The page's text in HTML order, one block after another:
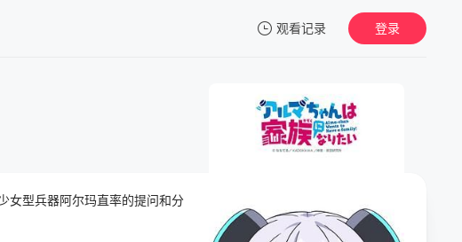
观看记录
暂无观看影片的记录
登录
女型兵器阿尔玛直率的提问和分